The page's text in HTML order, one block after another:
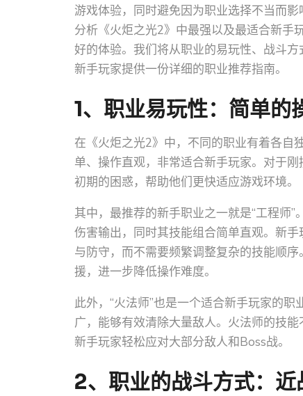
游戏体验，同时避免因为职业选择不当而
分析《火炬之光2》中最强以及最适合新手
好的体验。我们将从职业的易玩性、战斗
新手玩家提供一份详细的职业推荐指南。
1、职业易玩性：简单的
在《火炬之光2》中，不同的职业有着各自
单、操作直观，非常适合新手玩家。对于
初期的困惑，帮助他们更快适应游戏环境。
其中，最推荐的新手职业之一就是“工程师
伤害输出，同时其技能组合简单直观。新
与防守，而不需要频繁调整复杂的技能顺
援，进一步降低操作难度。
此外，“火法师”也是一个适合新手玩家的
广，能够有效清除大量敌人。火法师的技
新手玩家轻松应对大部分敌人和Boss战。
2、职业的战斗方式：